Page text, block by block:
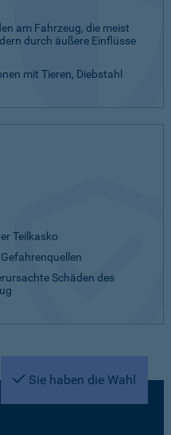
am Fahrzeug, die meist
durch äußere Einflüsse
mit Tieren, Diebstahl
Teilkasko
Schäden des
Sie haben die Wahl